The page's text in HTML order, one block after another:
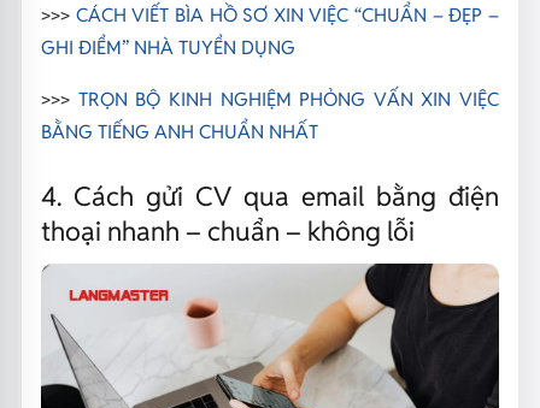
>>> CÁCH VIẾT BÌA HỒ SƠ XIN VIỆC “CHUẨN – ĐẸP –
GHI ĐIỂM” NHÀ TUYỂN DỤNG
>>> TRỌN BỘ KINH NGHIỆM PHỎNG VẤN XIN VIỆC
BẰNG TIẾNG ANH CHUẨN NHẤT
4. Cách gửi CV qua email bằng điện
thoại nhanh – chuẩn – không lỗi